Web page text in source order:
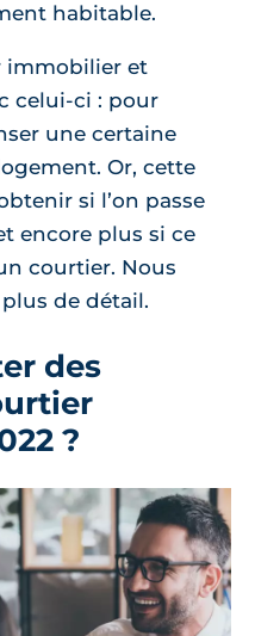
habitable.
immobilier et
celui-ci : pour
une certaine
Or, cette
si l’on passe
encore plus si ce
courtier. Nous
de détail.
des
?